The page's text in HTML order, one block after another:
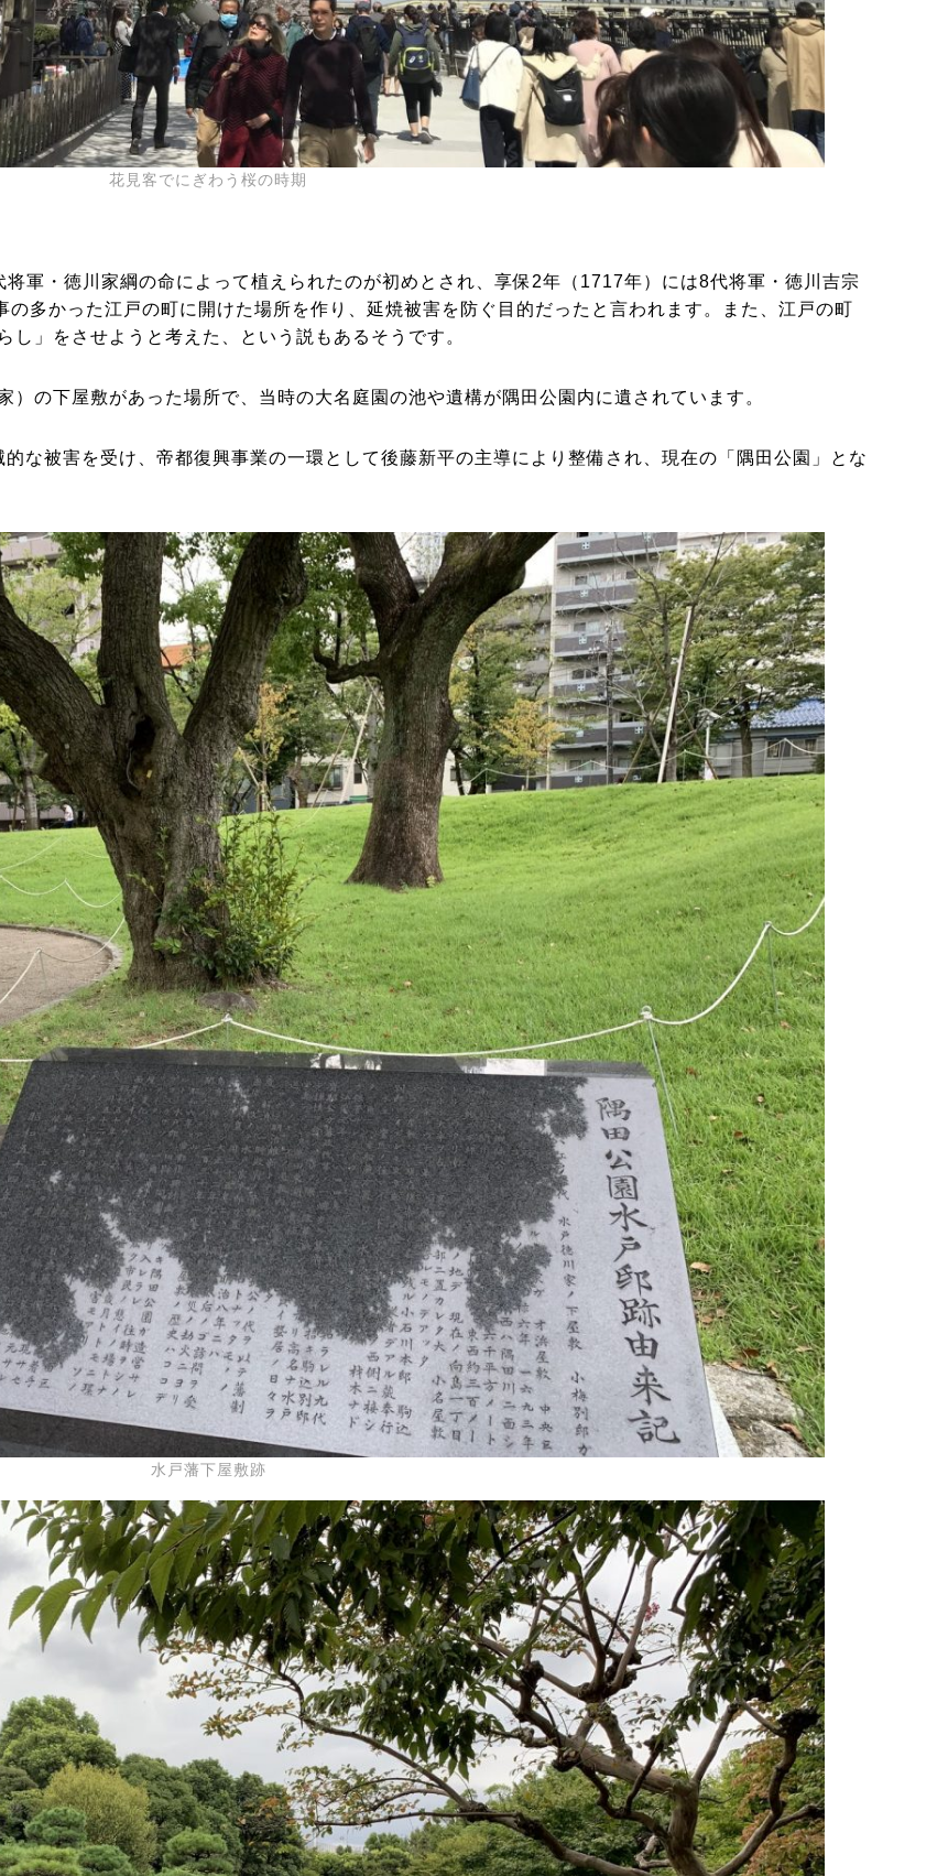
花見客でにぎわう桜の時期
軍・徳川家綱の命によって植えられたのが初めとされ、享保2年（1717年）には8代将軍・徳川吉宗
多かった江戸の町に開けた場所を作り、延焼被害を防ぐ目的だったと言われます。また、江戸の町
」をさせようと考えた、という説もあるそうです。
の下屋敷があった場所で、当時の大名庭園の池や遺構が隅田公園内に遺されています。
な被害を受け、帝都復興事業の一環として後藤新平の主導により整備され、現在の「隅田公園」とな
水戸藩下屋敷跡